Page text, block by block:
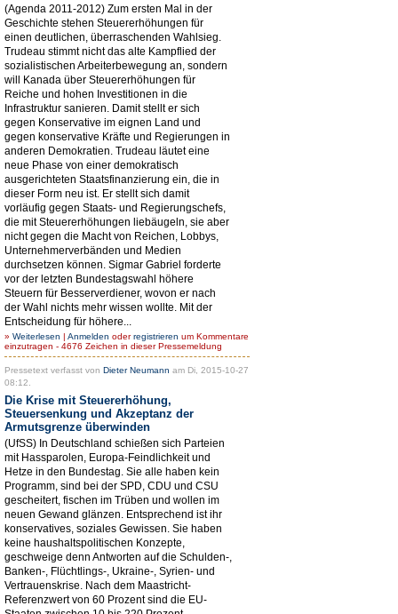
(Agenda 2011-2012) Zum ersten Mal in der
Geschichte stehen Steuererhöhungen für
einen deutlichen, überraschenden Wahlsieg.
Trudeau stimmt nicht das alte Kampflied der
sozialistischen Arbeiterbewegung an, sondern
will Kanada über Steuererhöhungen für
Reiche und hohen Investitionen in die
Infrastruktur sanieren. Damit stellt er sich
gegen Konservative im eignen Land und
gegen konservative Kräfte und Regierungen in
anderen Demokratien. Trudeau läutet eine
neue Phase von einer demokratisch
ausgerichteten Staatsfinanzierung ein, die in
dieser Form neu ist. Er stellt sich damit
vorläufig gegen Staats- und Regierungschefs,
die mit Steuererhöhungen liebäugeln, sie aber
nicht gegen die Macht von Reichen, Lobbys,
Unternehmerverbänden und Medien
durchsetzen können. Sigmar Gabriel forderte
vor der letzten Bundestagswahl höhere
Steuern für Besserverdiener, wovon er nach
der Wahl nichts mehr wissen wollte. Mit der
Entscheidung für höhere...
» Weiterlesen | Anmelden oderregistrieren um Kommentare
einzutragen - 4676 Zeichen in dieser Pressemeldung
Pressetext verfasst von Dieter Neumann am Di, 2015-10-27
08:12.
Die Krise mit Steuererhöhung,
Steuersenkung und Akzeptanz der
Armutsgrenze überwinden
(UfSS) In Deutschland schießen sich Parteien
mit Hassparolen, Europa-Feindlichkeit und
Hetze in den Bundestag. Sie alle haben kein
Programm, sind bei der SPD, CDU und CSU
gescheitert, fischen im Trüben und wollen im
neuen Gewand glänzen. Entsprechend ist ihr
konservatives, soziales Gewissen. Sie haben
keine haushaltspolitischen Konzepte,
geschweige denn Antworten auf die Schulden-,
Banken-, Flüchtlings-, Ukraine-, Syrien- und
Vertrauenskrise. Nach dem Maastricht-
Referenzwert von 60 Prozent sind die EU-